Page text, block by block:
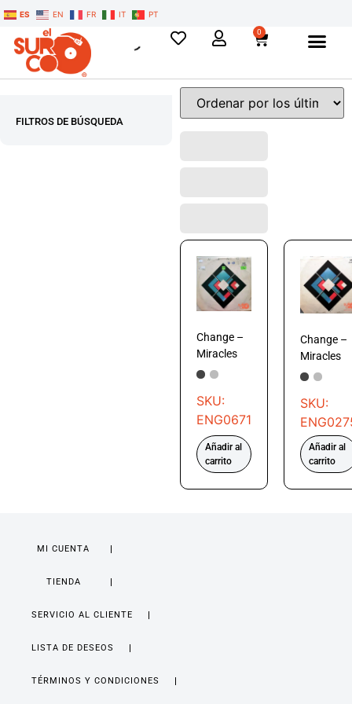
ES EN FR IT PT
0
FILTROS DE BÚSQUEDA
Change –
Miracles
SKU:
ENG0671
Añadir al
carrito
Change –
Miracles
SKU:
Añadir al
carrito
MI CUENTA
TIENDA
SERVICIO AL CLIENTE
LISTA DE DESEOS
TÉRMINOS Y CONDICIONES